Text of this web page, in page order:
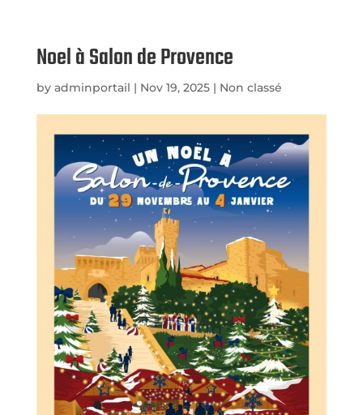
Noel à Salon de Provence
by adminportail | Nov 19, 2025| Non classé